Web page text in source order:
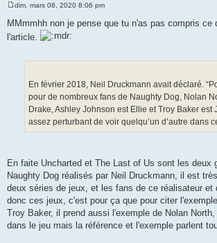
e
s
s
dim. mars 08, 2020 8:06 pm
MMmmhh non je pense que tu n'as pas compris ce
l'article.
En février 2018, Neil Druckmann avait déclaré.
pour de nombreux fans de Naughty Dog, Nolan
Drake, Ashley Johnson est Ellie et Troy Baker est
assez perturbant de voir quelqu’un d’autre dans
En faite Uncharted et The Last of Us sont les deux
Naughty Dog réalisés par Neil Druckmann, il est
deux séries de jeux, et les fans de ce réalisateur et
donc ces jeux, c'est pour ça que pour citer
Troy Baker, il prend aussi l'exemple de Nolan
dans le jeu mais la référence et l'exemple parlent